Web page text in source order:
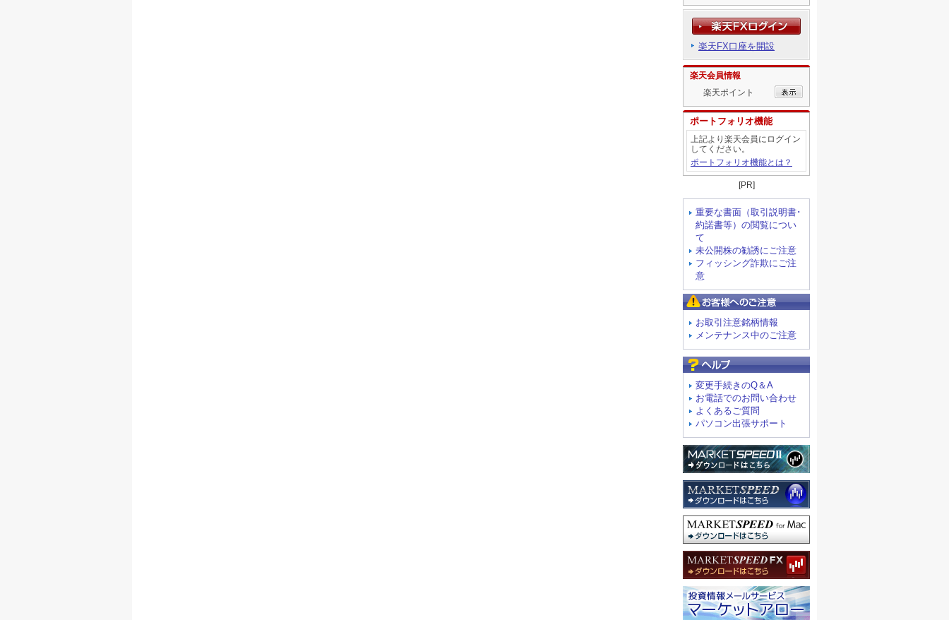
楽天FX口座を開設
楽天会員情報
楽天ポイント
ポートフォリオ機能
上記より楽天会員にログイン
してください。
ポートフォリオ機能とは？
[PR]
重要な書面（取引説明書･
約諾書等）の閲覧につい
て
未公開株の勧誘にご注意
フィッシング詐欺にご注
意
お取引注意銘柄情報
メンテナンス中のご注意
変更手続きのQ＆A
お電話でのお問い合わせ
よくあるご質問
パソコン出張サポート